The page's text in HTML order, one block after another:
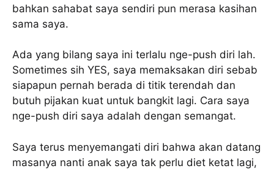
bahkan sahabat saya sendiri pun merasa kasihan
sama saya.
Ada yang bilang saya ini terlalu nge-push diri lah.
Sometimes sih YES, saya memaksakan diri sebab
siapapun pernah berada di titik terendah dan
butuh pijakan kuat untuk bangkit lagi. Cara saya
nge-push diri saya adalah dengan semangat.
Saya terus menyemangati diri bahwa akan datang
masanya nanti anak saya tak perlu diet ketat lagi,